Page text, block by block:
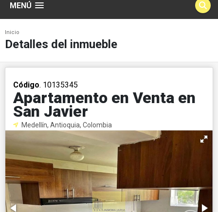
MENÚ
Inicio
Detalles del inmueble
Código. 10135345
Apartamento en Venta en
San Javier
Medellín, Antioquia, Colombia